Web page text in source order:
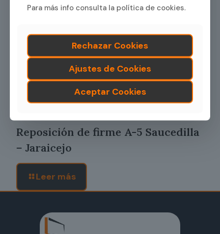
Reposición de firme A-5 Saucedilla
– Jaraicejo
Leer más
Para más info consulta la política de cookies.
Rechazar Cookies
Ajustes de Cookies
Aceptar Cookies